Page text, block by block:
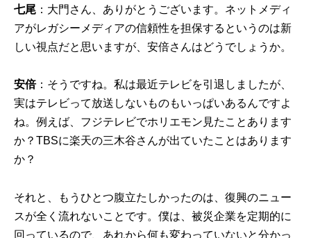
七尾 ：大門さん、ありがとうございます。ネットメディ
アがレガシーメディアの信頼性を担保するというのは新
しい視点だと思いますが、安倍さんはどうでしょうか。
安倍：そうですね。私は最近テレビを引退しましたが、
実はテレビって放送しないものもいっぱいあるんですよ
ね。例えば、フジテレビでホリエモン見たことあります
か？TBSに楽天の三木谷さんが出ていたことはあります
か？
それと、もうひとつ腹立たしかったのは、復興のニュー
スが全く流れないことです。僕は、被災企業を定期的に
回っているので、あれから何も変わっていないと分かっ